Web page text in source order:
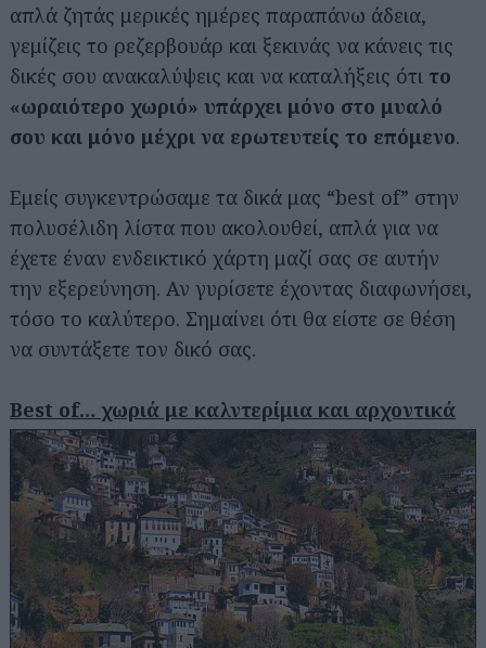
απλά ζητάς μερικές ημέρες παραπάνω άδεια,
γεμίζεις το ρεζερβουάρ και ξεκινάς να κάνεις τις
δικές σου ανακαλύψεις και να καταλήξεις ότι το
«ωραιότερο χωριό» υπάρχει μόνο στο μυαλό
σου και μόνο μέχρι να ερωτευτείς το επόμενο.
Εμείς συγκεντρώσαμε τα δικά μας “best of” στην
πολυσέλιδη λίστα που ακολουθεί, απλά για να
έχετε έναν ενδεικτικό χάρτη μαζί σας σε αυτήν
την εξερεύνηση. Αν γυρίσετε έχοντας διαφωνήσει,
τόσο το καλύτερο. Σημαίνει ότι θα είστε σε θέση
να συντάξετε τον δικό σας.
Best of… χωριά με καλντερίμια και αρχοντικά